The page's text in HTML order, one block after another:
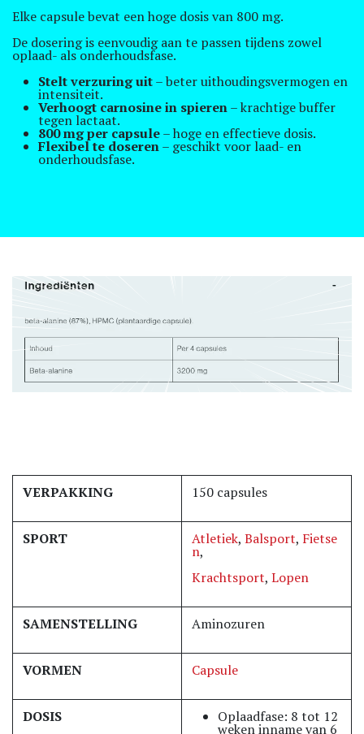
Elke capsule bevat een hoge dosis van 800 mg.
De dosering is eenvoudig aan te passen tijdens zowel
oplaad- als onderhoudsfase.
Stelt verzuring uit– beter uithoudingsvermogen en
intensiteit.
Verhoogt carnosine in spieren– krachtige buffer
tegen lactaat.
800 mg per capsule– hoge en effectieve dosis.
Flexibel te doseren– geschikt voor laad- en
onderhoudsfase.
VERPAKKING 150 capsules
SPORT Atletiek, Balsport, Fietse
n,
Krachtsport, Lopen
SAMENSTELLING Aminozuren
VORMEN Capsule
DOSIS Oplaadfase: 8 tot 12
weken inname van 6